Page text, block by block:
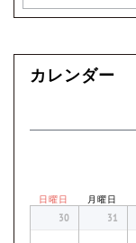
カレンダー
日曜日 月曜日
30 31